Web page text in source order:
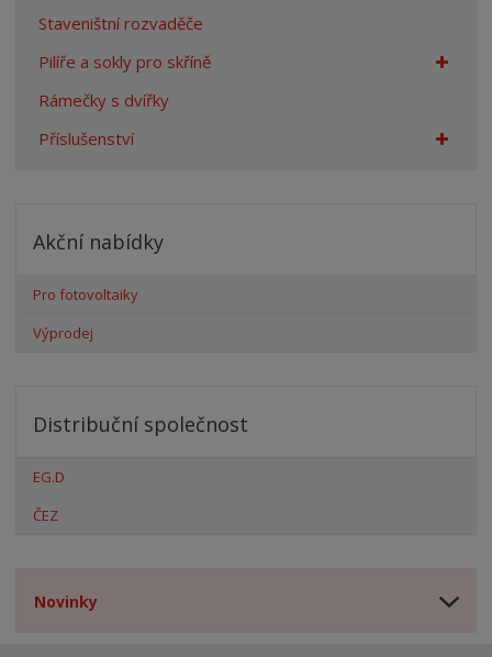
Staveništní rozvaděče
Pilíře a sokly pro skříně
Rámečky s dvířky
Příslušenství
Akční nabídky
Pro fotovoltaiky
Výprodej
Distribuční společnost
EG.D
ČEZ
Novinky